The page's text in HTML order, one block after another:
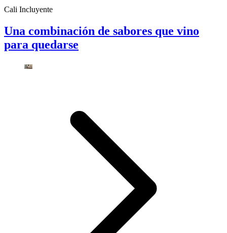
Cali Incluyente
Una combinación de sabores que vino
para quedarse